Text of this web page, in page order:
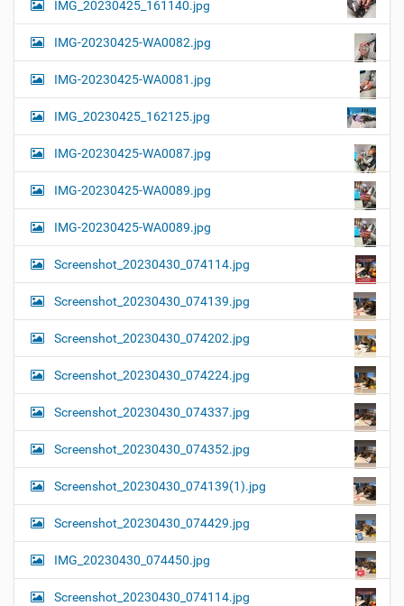
IMG_20230425_161140.jpg
IMG-20230425-WA0082.jpg
IMG-20230425-WA0081.jpg
IMG_20230425_162125.jpg
IMG-20230425-WA0087.jpg
IMG-20230425-WA0089.jpg
IMG-20230425-WA0089.jpg
Screenshot_20230430_074114.jpg
Screenshot_20230430_074139.jpg
Screenshot_20230430_074202.jpg
Screenshot_20230430_074224.jpg
Screenshot_20230430_074337.jpg
Screenshot_20230430_074352.jpg
Screenshot_20230430_074139(1).jpg
Screenshot_20230430_074429.jpg
IMG_20230430_074450.jpg
Screenshot_20230430_074114.jpg